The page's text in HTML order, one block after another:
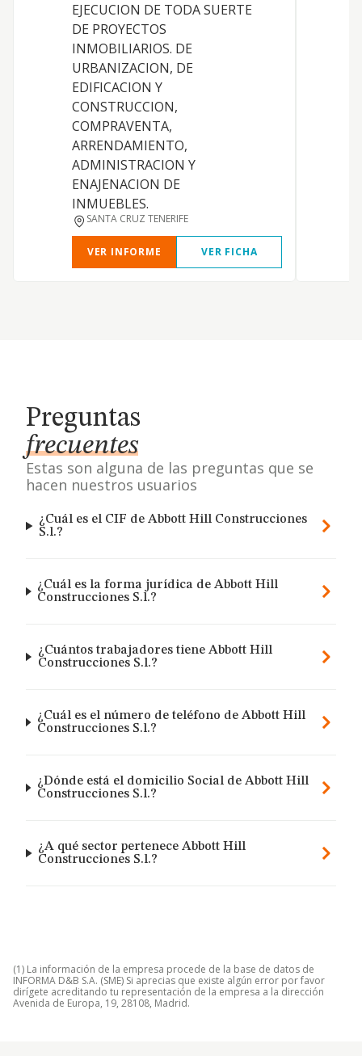
EJECUCION DE TODA SUERTE
DE PROYECTOS
INMOBILIARIOS. DE
URBANIZACION, DE
EDIFICACION Y
CONSTRUCCION,
COMPRAVENTA,
ARRENDAMIENTO,
ADMINISTRACION Y
ENAJENACION DE
INMUEBLES.
SANTA CRUZ TENERIFE
VER INFORME VER FICHA
Preguntas
frecuentes
Estas son alguna de las preguntas que se
hacen nuestros usuarios
¿Cuál es el CIF de Abbott Hill Construcciones
S.l.?
¿Cuál es la forma jurídica de Abbott Hill
Construcciones S.l.?
¿Cuántos trabajadores tiene Abbott Hill
Construcciones S.l.?
¿Cuál es el número de teléfono de Abbott Hill
Construcciones S.l.?
¿Dónde está el domicilio Social de Abbott Hill
Construcciones S.l.?
¿A qué sector pertenece Abbott Hill
Construcciones S.l.?
(1) La información de la empresa procede de la base de datos de
INFORMA D&B S.A. (SME) Si aprecias que existe algún error por favor
dirígete acreditando tu representación de la empresa a la dirección
Avenida de Europa, 19, 28108, Madrid.